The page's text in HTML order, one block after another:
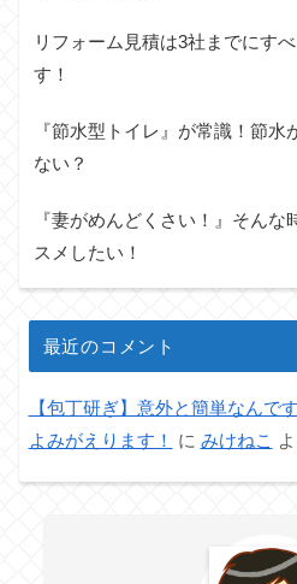
リフォーム見積は3社までにす
す！
『節水型トイレ』が常識！節
ない？
『妻がめんどくさい！』そん
スメしたい！
最近のコメント
【包丁研ぎ】意外と簡単なんで
よみがえります！
に みけねこ